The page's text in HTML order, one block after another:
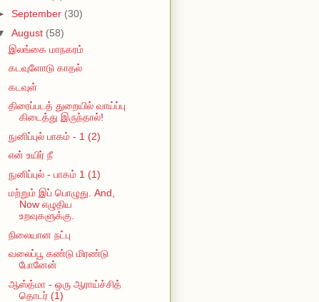
September (30)
August (58)
இலங்கை மாநகரம்
கடவுளோடு காதல்
கடவுள்
திரைப்படத் துறையில் வாய்ப்பு
கிடைத்து இருந்தால்!
நுனிப்புல் பாகம் - 1 (2)
என் உயிர் நீ
நுனிப்புல் - பாகம் 1 (1)
மற்றும் இப் பொழுது. And,
Now எழுதிய
உறவுகளுக்கு.
நிலையான நட்பு
வலைப்பூ கண்டு மிரண்டு
போனேன்
ஆஸ்த்மா - ஒரு ஆராய்ச்சித்
தொடர் (1)